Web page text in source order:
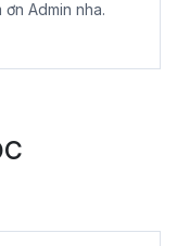
Admin nha.